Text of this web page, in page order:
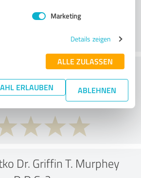
Marketing
Details zeigen
ALLE ZULASSEN
ERLAUBEN ABLEHNEN
think of the cost to benefit
ratio?
Dr. Griffin T. Murphey